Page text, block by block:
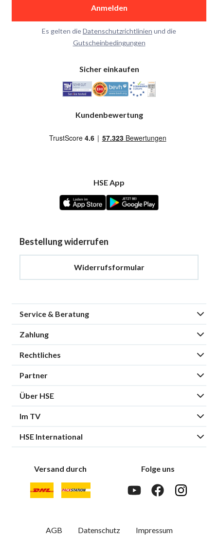
Anmelden
Es gelten dieDatenschutzrichtlinien und die
Gutscheinbedingungen
Sicher einkaufen
Kundenbewertung
HSE App
Bestellung widerrufen
Widerrufsformular
Service & Beratung
Zahlung
Rechtliches
Partner
Über HSE
Im TV
HSE International
Versand durch Folge uns
AGB Datenschutz Impressum